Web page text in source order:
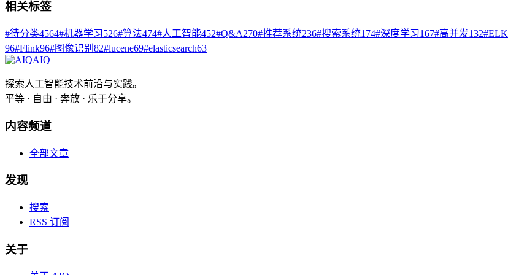
相关标签
#待分类4564#机器学习526#算法474#人工智能452#Q&A270#推荐系统236#搜索系统174#深度学习167#高并发132#ELK
96#Flink96#图像识别 82#lucene69#elasticsearch63
AIQ
探索人工智能技术前沿与实践。
平等 · 自由 · 奔放 · 乐于分享。
内容频道
全部文章
发现
搜索
RSS 订阅
关于